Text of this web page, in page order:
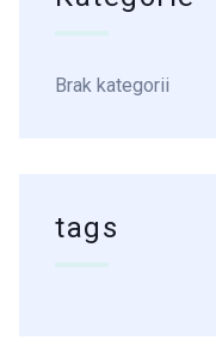
Brak kategorii
tags